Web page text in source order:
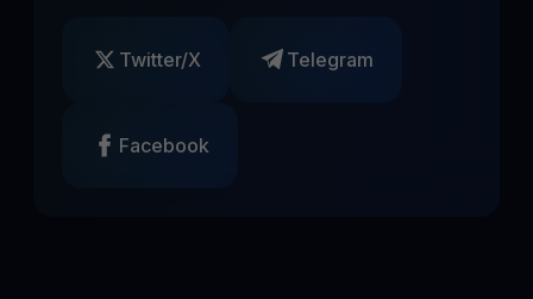
Twitter/X Telegram
Facebook